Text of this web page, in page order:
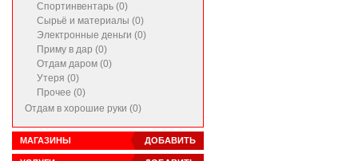
Спортинвентарь (0)
Сырьё и материалы (0)
Электронные деньги (0)
Приму в дар (0)
Отдам даром (0)
Утеря (0)
Прочее (0)
Отдам в хорошие руки (0)
ДОБАВИТЬ
МАГАЗИНЫ